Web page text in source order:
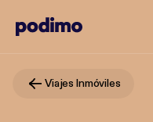
Viajes Inmóviles